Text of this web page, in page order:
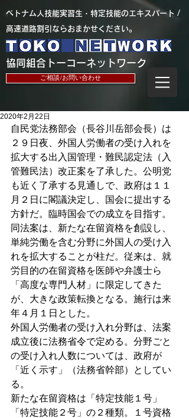
​ベトナム人技能実習生・特定技能のエキスパート /
高速道路割引ならおまかせください。
​協同組合トーコーネットワーク
ご相談/お問い合わせ
2020年2月22日
自民党法務部会（長谷川岳部会長）は
２９日夜、外国人労働者の受け入れを
拡大する出入国管理・難民認定法（入
管難民法）改正案を了承した。公明党
も近く了承する見通しで、政府は１１
月２日に閣議決定し、国会に提出する
方針だ。臨時国会での成立を目指す。
同法案は、新たな在留資格を創設し、
単純労働を含む分野に外国人の受け入
れを拡大することが柱だ。従来は、就
労目的の在留資格を医師や弁護士ら
「高度な専門人材」に限定してきた
が、大きな政策転換となる。施行は来
年４月１日とした。
外国人労働者の受け入れ分野は、法案
成立後に法務省令で定める。分野ごと
の受け入れ人数については、政府が
「近く示す」（法務省幹部）としてい
る。
新たな在留資格は「特定技能１号」
「特定技能２号」の２種類。１号資格